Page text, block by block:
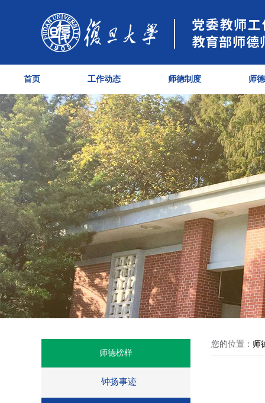
首页 工作动态 师德制度 师
师德榜样
钟扬事迹
您的位置： 师